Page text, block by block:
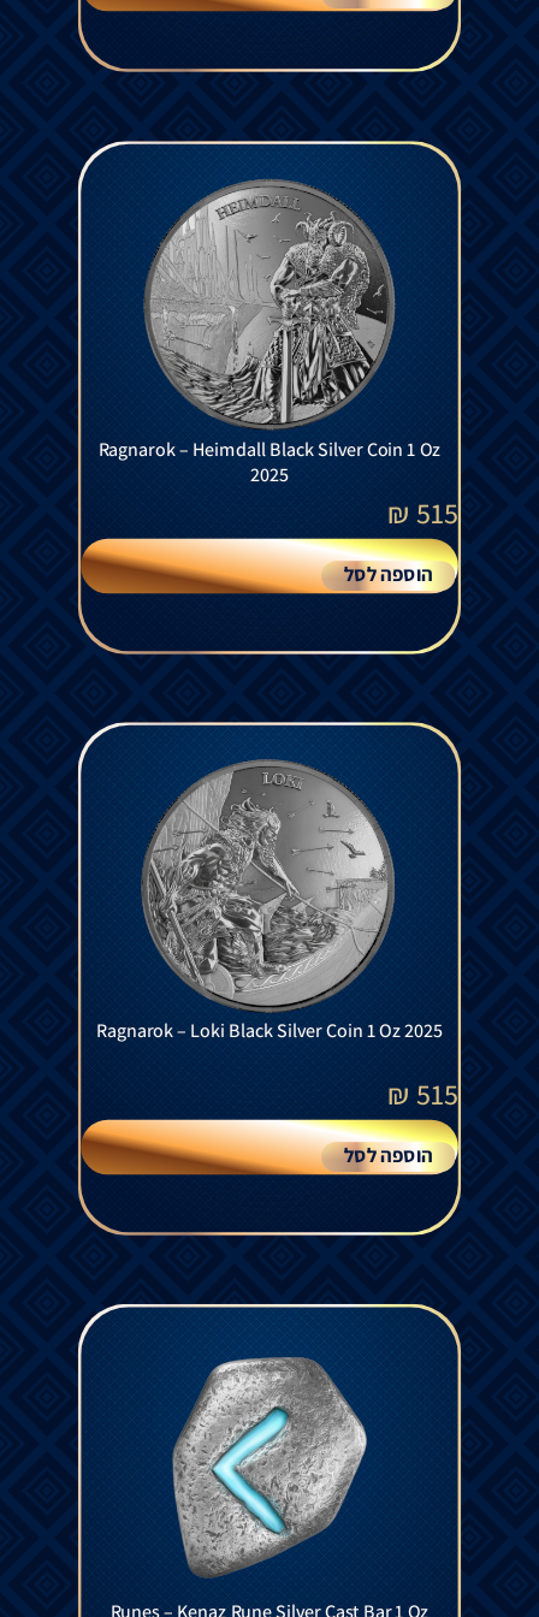
Ragnarok – Heimdall Black Silver Coin 1 Oz
2025
515
₪
הוספה לסל
Ragnarok – Loki Black Silver Coin 1 Oz 2025
515
₪
הוספה לסל